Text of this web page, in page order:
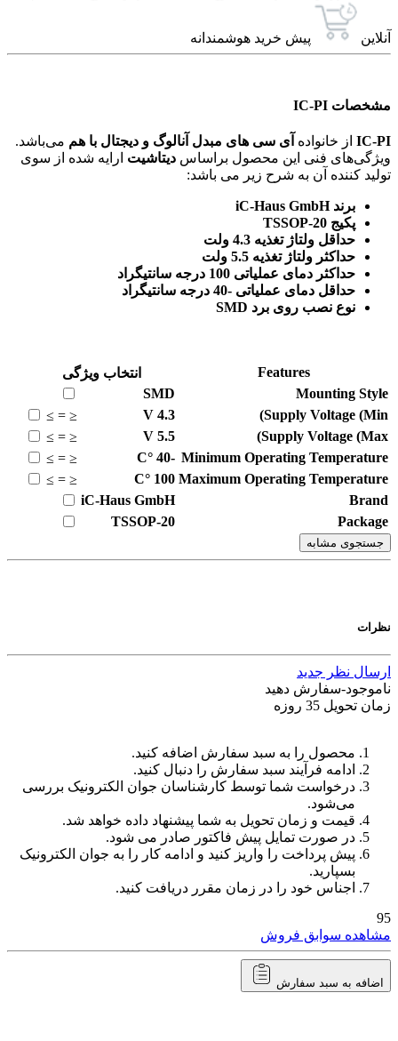
آنلاین پیش خرید هوشمندانه
مشخصات IC-PI
IC-PI از خانواده آی سی های مبدل آنالوگ و دیجتال با هم می‌باشد.
ویژگی‌های فنی این محصول براساس دیتاشیت ارایه شده از سوی
تولید کننده آن به شرح زیر می باشد:
برند iC-Haus GmbH
پکیج TSSOP-20
حداقل ولتاژ تغذیه 4.3 ولت
حداکثر ولتاژ تغذیه 5.5 ولت
حداکثر دمای عملیاتی 100 درجه سانتیگراد
حداقل دمای عملیاتی -40 درجه سانتیگراد
نوع نصب روی برد SMD
Features
انتخاب ویژگی
Mounting Style
SMD
Supply Voltage (Min)
4.3
V
≤
=
≥
Supply Voltage (Max)
5.5
V
≤
=
≥
Minimum Operating Temperature
-40
°C
≤
=
≥
Maximum Operating Temperature
100
°C
≤
=
≥
Brand
iC-Haus GmbH
Package
TSSOP-20
جستجوی مشابه
نظرات
ارسال نظر جدید
ناموجود-سفارش دهید
زمان تحویل 35 روزه
محصول را به سبد سفارش اضافه کنید.
ادامه فرآیند سبد سفارش را دنبال کنید.
درخواست شما توسط کارشناسان جوان الکترونیک بررسی
می‌شود.
قیمت و زمان تحویل به شما پیشنهاد داده خواهد شد.
در صورت تمایل پیش فاکتور صادر می شود.
پیش پرداخت را واریز کنید و ادامه کار را به جوان الکترونیک
بسپارید.
اجناس خود را در زمان مقرر دریافت کنید.
95
مشاهده سوابق فروش
اضافه به سبد سفارش